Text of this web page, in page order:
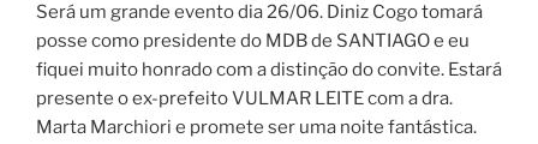
Será um grande evento dia 26/06. Diniz Cogo tomará
posse como presidente do MDB de SANTIAGO e eu
fiquei muito honrado com a distinção do convite. Estará
presente o ex-prefeito VULMAR LEITE com a dra.
Marta Marchiori e promete ser uma noite fantástica.